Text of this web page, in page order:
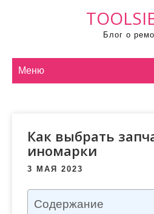
Блог о
Меню
Как выбрать
иномарки
3 МАЯ 2023
Содержание